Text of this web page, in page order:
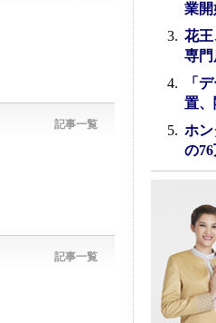
記事一覧
記事一覧
業
花
専
「
置、
ホ
の